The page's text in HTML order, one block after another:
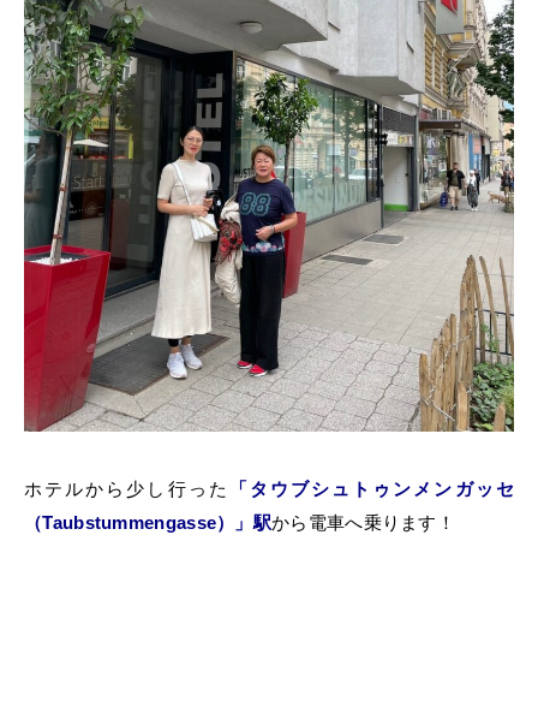
ホテルから少し行った
「タウブシュトゥンメンガッセ
（Taubstummengasse）」駅から電車へ乗ります！